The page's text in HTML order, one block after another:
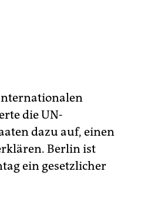
die UN-
dazu auf, einen
Berlin ist
ein gesetzlicher